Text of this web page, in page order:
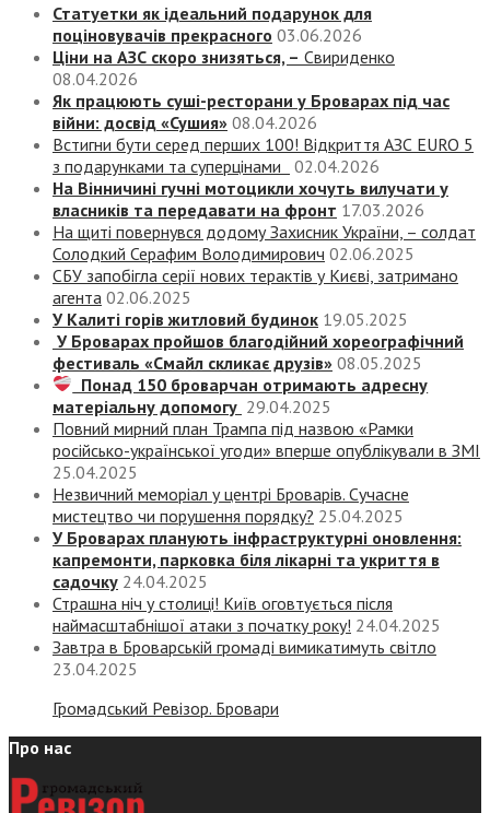
Статуетки як ідеальний подарунок для
поціновувачів прекрасного 03.06.2026
Ціни на АЗС скоро знизяться, – Свириденко
08.04.2026
Як працюють суші-ресторани у Броварах під час
війни: досвід «Сушия» 08.04.2026
Встигни бути серед перших 100! Відкриття АЗС EURO 5
з подарунками та суперцінами
02.04.2026
На Вінничині гучні мотоцикли хочуть вилучати у
власників та передавати на фронт 17.03.2026
На щиті повернувся додому Захисник України, – солдат
Солодкий Серафим Володимирович 02.06.2025
СБУ запобігла серії нових терактів у Києві, затримано
агента 02.06.2025
У Калиті горів житловий будинок 19.05.2025
У Броварах пройшов благодійний хореографічний
фестиваль «Смайл скликає друзів» 08.05.2025
Понад 150 броварчан отримають адресну
матеріальну допомогу 29.04.2025
Повний мирний план Трампа під назвою «‎Рамки
російсько-української угоди» вперше опублікували в ЗМІ
25.04.2025
Незвичний меморіал у центрі Броварів. Сучасне
мистецтво чи порушення порядку? 25.04.2025
У Броварах планують інфраструктурні оновлення:
капремонти, парковка біля лікарні та укриття в
садочку 24.04.2025
Страшна ніч у столиці! Київ оговтується після
наймасштабнішої атаки з початку року! 24.04.2025
Завтра в Броварській громаді вимикатимуть світло
23.04.2025
Громадський Ревізор. Бровари
Про нас